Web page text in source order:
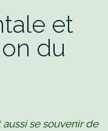
et
du
aussi se souvenir de